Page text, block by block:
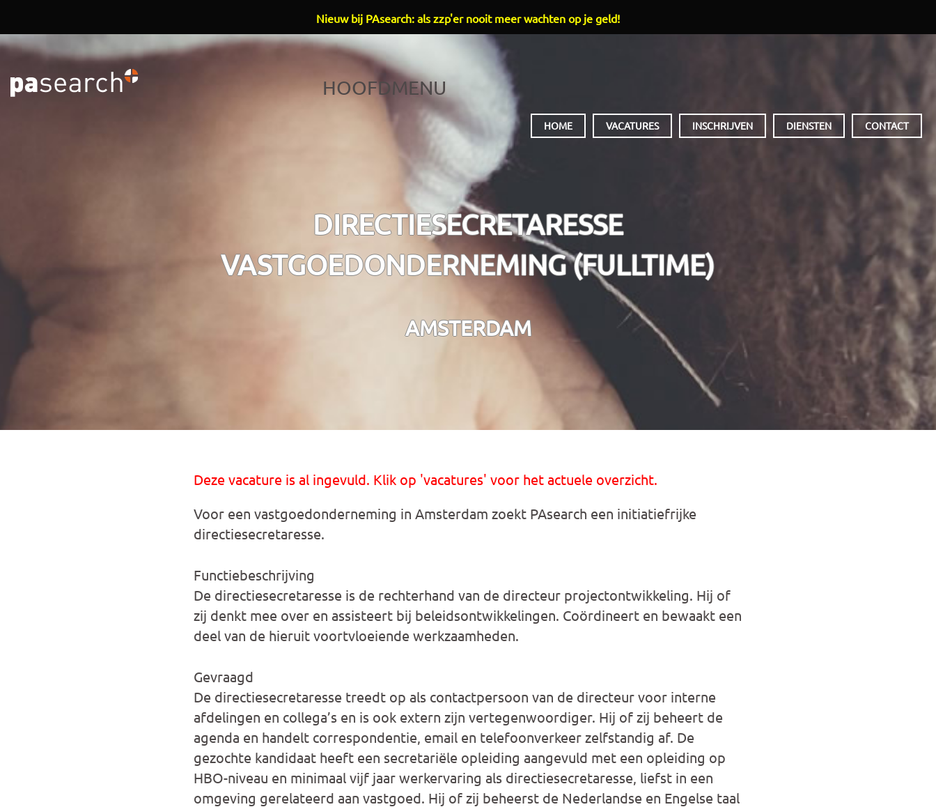
HOOFDMENU
HOME VACATURES INSCHRIJVEN DIENSTEN CONTACT
DIRECTIESECRETARESSE
VASTGOEDONDERNEMING (FULLTIME)
AMSTERDAM
Deze vacature is al ingevuld. Klik op 'vacatures' voor het actuele overzicht.
Voor een vastgoedonderneming in Amsterdam zoekt PAsearch een initiatiefrijke
directiesecretaresse.
Functiebeschrijving
De directiesecretaresse is de rechterhand van de directeur projectontwikkeling. Hij of
zij denkt mee over en assisteert bij beleidsontwikkelingen. Coördineert en bewaakt een
deel van de hieruit voortvloeiende werkzaamheden.
Gevraagd
De directiesecretaresse treedt op als contactpersoon van de directeur voor interne
afdelingen en collega’s en is ook extern zijn vertegenwoordiger. Hij of zij beheert de
agenda en handelt correspondentie, email en telefoonverkeer zelfstandig af. De
gezochte kandidaat heeft een secretariële opleiding aangevuld met een opleiding op
HBO-niveau en minimaal vijf jaar werkervaring als directiesecretaresse, liefst in een
omgeving gerelateerd aan vastgoed. Hij of zij beheerst de Nederlandse en Engelse taal
Nieuw bij PAsearch: als zzp'er nooit meer wachten op je geld!